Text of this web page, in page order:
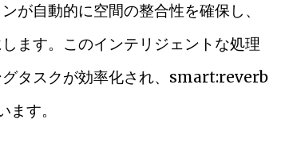
が自動的に空間の整合性を確保し、
ます。このインテリジェントな処理
グタスクが効率化され、smart:reverb
す。